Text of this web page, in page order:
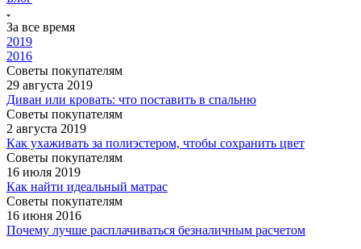
За все время
2019
2016
Советы покупателям
29 августа 2019
Диван или кровать: что поставить в спальню
Советы покупателям
2 августа 2019
Как ухаживать за полиэстером, чтобы сохранить цвет
Советы покупателям
16 июля 2019
Как найти идеальный матрас
Советы покупателям
16 июня 2016
Почему лучше расплачиваться безналичным расчетом